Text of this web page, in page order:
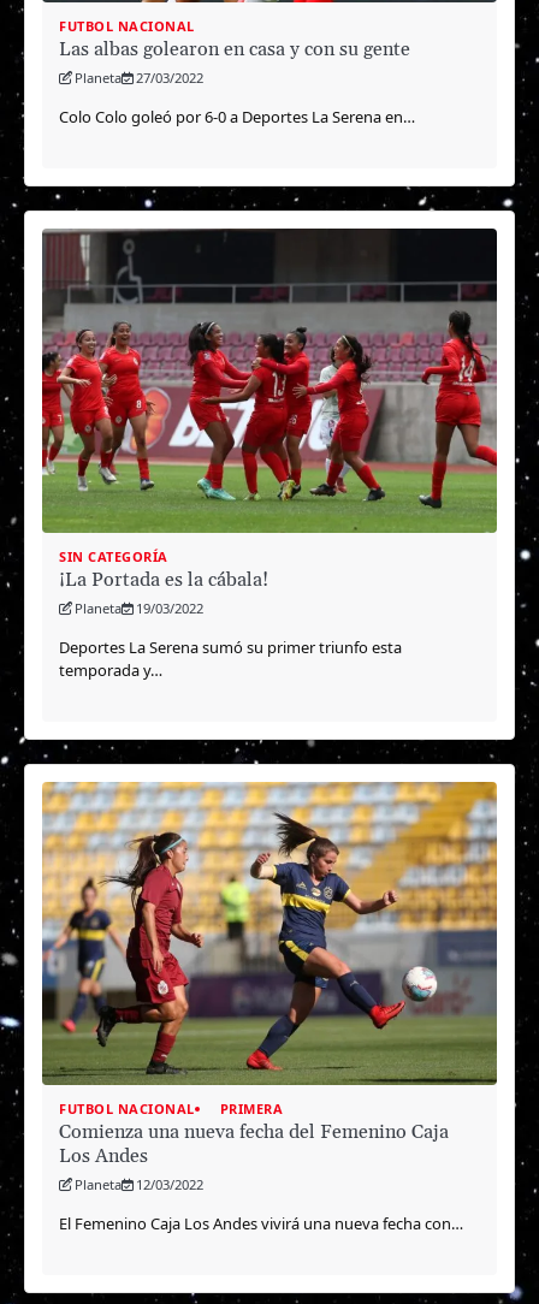
FUTBOL NACIONAL
Las albas golearon en casa y con su gente
Planeta 27/03/2022
Colo Colo goleó por 6-0 a Deportes La Serena en…
SIN CATEGORÍA
¡La Portada es la cábala!
Planeta 19/03/2022
Deportes La Serena sumó su primer triunfo esta
temporada y…
FUTBOL NACIONAL PRIMERA
Comienza una nueva fecha del Femenino Caja
Los Andes
Planeta 12/03/2022
El Femenino Caja Los Andes vivirá una nueva fecha con…